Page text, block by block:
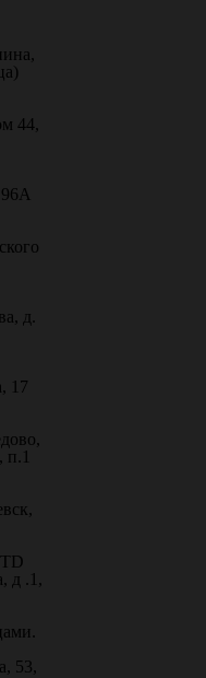
44,
д.
17
п.1
д .1,
53,